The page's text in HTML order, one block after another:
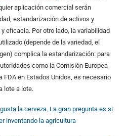
aplicación comercial serán
estandarización de activos y
eficacia. Por otro lado, la variabilidad
(depende de la variedad, el
complica la estandarización: para
como la Comisión Europea
FDA en Estados Unidos, es necesario
lote a lote.
la cerveza. La gran pregunta es si
inventando la agricultura